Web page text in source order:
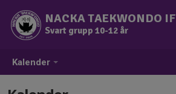
Kalender
NACKA TAEKWONDO IF
Svart grupp 10-12 år